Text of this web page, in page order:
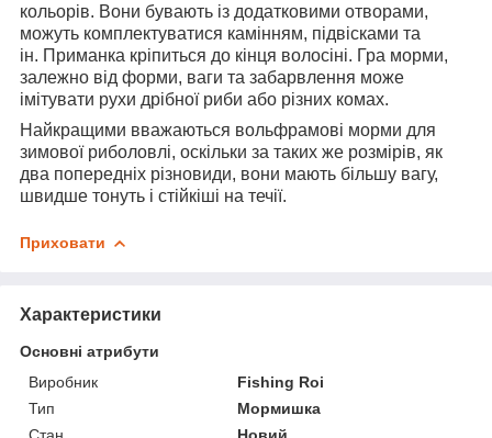
кольорів. Вони бувають із додатковими отворами,
можуть комплектуватися камінням, підвісками та
ін. Приманка кріпиться до кінця волосіні. Гра морми,
залежно від форми, ваги та забарвлення може
імітувати рухи дрібної риби або різних комах.
Найкращими вважаються вольфрамові морми для
зимової риболовлі, оскільки за таких же розмірів, як
два попередніх різновиди, вони мають більшу вагу,
швидше тонуть і стійкіші на течії.
Приховати
Характеристики
Основні атрибути
Виробник
Fishing Roi
Тип
Мормишка
Стан
Новий